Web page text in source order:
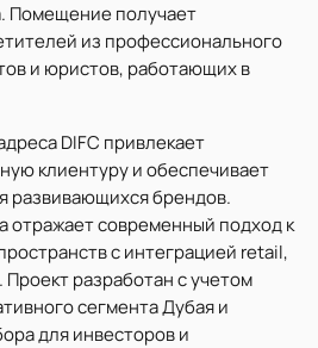
Помещение получает
из профессионального
и юристов, работающих в
DIFC привлекает
клиентуру и обеспечивает
развивающихся брендов.
отражает современный подход к
с интеграцией retail,
разработан с учетом
сегмента Дубая и
для инвесторов и